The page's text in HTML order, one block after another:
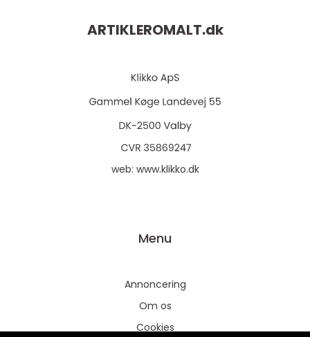
ARTIKLEROMALT.dk
web: www.klikko.dk
Menu
Annoncering
Om os
Cookies